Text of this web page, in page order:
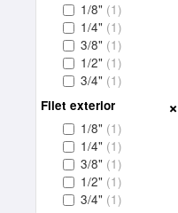
1/8" (1)
1/4" (1)
3/8" (1)
1/2" (1)
3/4" (1)
Filet exterior
1/8" (1)
1/4" (1)
3/8" (1)
1/2" (1)
3/4" (1)